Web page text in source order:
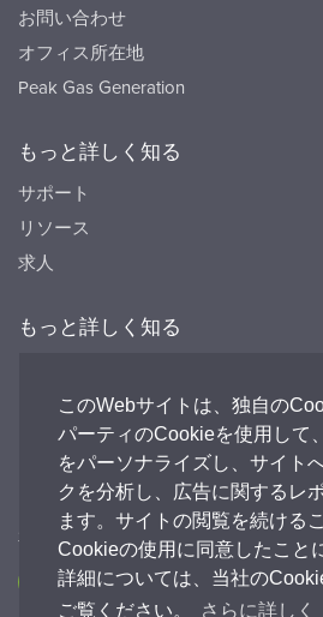
このWebサイトは、独自の
パーティのCookieを使用して
をパーソナライズし、サイト
クを分析し、広告に関するレ
ます。サイトの閲覧を続ける
Cookieの使用に同意したこと
詳細については、当社の
ご覧ください。
さらに詳しく
お問い合わせ
オフィス所在地
Peak Gas Generation
もっと詳しく知る
サポート
リソース
求人
もっと詳しく知る
Peak HQ tel:+44 141 812 8100
PEAK Japan tel:+81 (0)3-6825-4525
私たちとつながる